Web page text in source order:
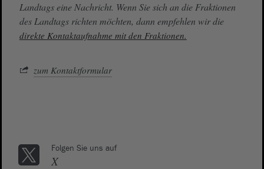
Landtags eine Nachricht. Wenn Sie sich an die Fraktionen
des Landtags richten möchten, dann empfehlen wir die
direkte Kontaktaufnahme mit den Fraktionen.
zum Kontaktformular
Folgen Sie uns auf
X